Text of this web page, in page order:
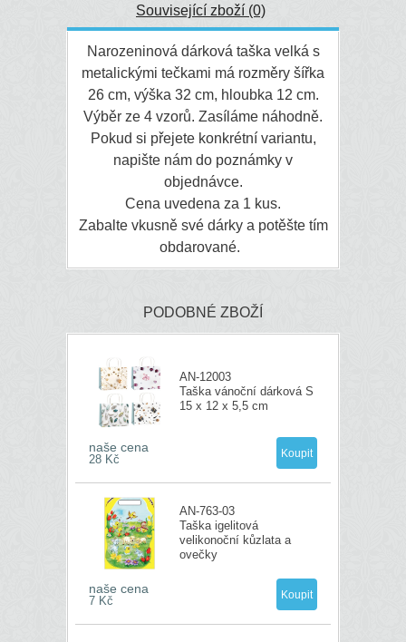
Související zboží (0)
Narozeninová dárková taška velká s
metalickými tečkami má rozměry šířka
26 cm, výška 32 cm, hloubka 12 cm.
Výběr ze 4 vzorů. Zasíláme náhodně.
Pokud si přejete konkrétní variantu,
napište nám do poznámky v
objednávce.
Cena uvedena za 1 kus.
Zabalte vkusně své dárky a potěšte tím
obdarované.
PODOBNÉ ZBOŽÍ
AN-12003
Taška vánoční dárková S
15 x 12 x 5,5 cm
naše cena
28 Kč
AN-763-03
Taška igelitová
velikonoční kůzlata a
ovečky
naše cena
7 Kč